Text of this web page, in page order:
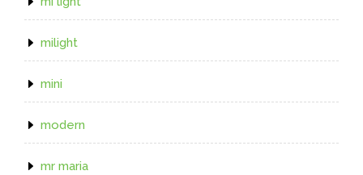
milight
mini
modern
mr maria